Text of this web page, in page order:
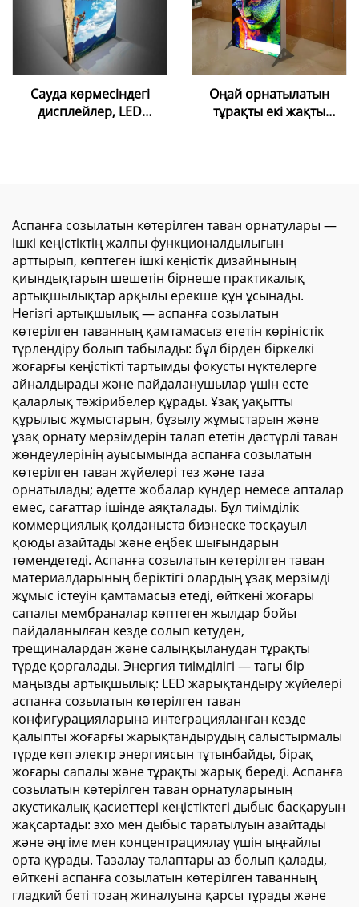
Сауда көрмесіндегі
дисплейлер, LED
Оңай орнатылатын
тұрақты екі жақты
Аспанға созылатын көтерілген таван орнатулары —
ішкі кеңістіктің жалпы функционалдылығын
арттырып, көптеген ішкі кеңістік дизайнының
қиындықтарын шешетін бірнеше практикалық
артықшылықтар арқылы ерекше құн ұсынады.
Негізгі артықшылық — аспанға созылатын
көтерілген таванның қамтамасыз ететін көріністік
түрлендіру болып табылады: бұл бірден біркелкі
жоғарғы кеңістікті тартымды фокусты нүктелерге
айналдырады және пайдаланушылар үшін есте
қаларлық тәжірибелер құрады. Ұзақ уақытты
құрылыс жұмыстарын, бұзылу жұмыстарын және
ұзақ орнату мерзімдерін талап ететін дәстүрлі таван
жөндеулерінің ауысымында аспанға созылатын
көтерілген таван жүйелері тез және таза
орнатылады; әдетте жобалар күндер немесе апталар
емес, сағаттар ішінде аяқталады. Бұл тиімділік
коммерциялық қолданыста бизнеске тосқауыл
қоюды азайтады және еңбек шығындарын
төмендетеді. Аспанға созылатын көтерілген таван
материалдарының беріктігі олардың ұзақ мерзімді
жұмыс істеуін қамтамасыз етеді, өйткені жоғары
сапалы мембраналар көптеген жылдар бойы
пайдаланылған кезде солып кетуден,
трещиналардан және салыңқыланудан тұрақты
түрде қорғалады. Энергия тиімділігі — тағы бір
маңызды артықшылық: LED жарықтандыру жүйелері
аспанға созылатын көтерілген таван
конфигурацияларына интеграцияланған кезде
қалыпты жоғарғы жарықтандырудың салыстырмалы
түрде көп электр энергиясын тұтынбайды, бірақ
жоғары сапалы және тұрақты жарық береді. Аспанға
созылатын көтерілген таван орнатуларының
акустикалық қасиеттері кеңістіктегі дыбыс басқаруын
жақсартады: эхо мен дыбыс таратылуын азайтады
және әңгіме мен концентрациялау үшін ыңғайлы
орта құрады. Тазалау талаптары аз болып қалады,
өйткені аспанға созылатын көтерілген таванның
гладкий беті тозаң жиналуына қарсы тұрады және